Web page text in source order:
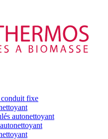
conduit fixe
autonettoyant